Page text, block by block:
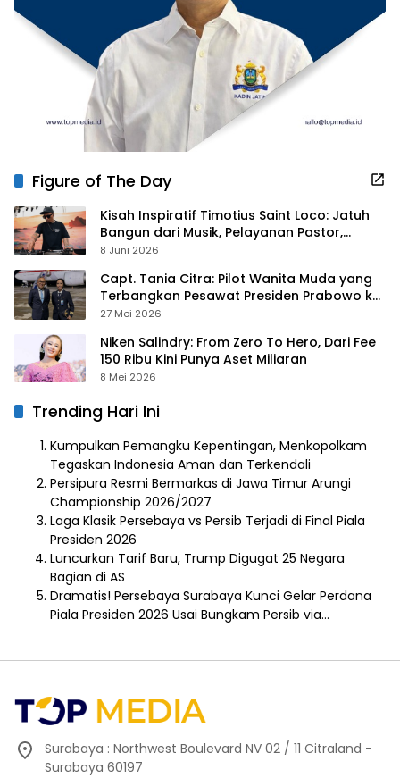
Figure of The Day
Kisah Inspiratif Timotius Saint Loco: Jatuh
Bangun dari Musik, Pelayanan Pastor,
hingga Gurita Bisnis Sambal Babon
8 Juni 2026
Capt. Tania Citra: Pilot Wanita Muda yang
Terbangkan Pesawat Presiden Prabowo ke
Prancis
27 Mei 2026
Niken Salindry: From Zero To Hero, Dari Fee
150 Ribu Kini Punya Aset Miliaran
8 Mei 2026
Trending Hari Ini
Kumpulkan Pemangku Kepentingan, Menkopolkam
Tegaskan Indonesia Aman dan Terkendali
Persipura Resmi Bermarkas di Jawa Timur Arungi
Championship 2026/2027
Laga Klasik Persebaya vs Persib Terjadi di Final Piala
Presiden 2026
Luncurkan Tarif Baru, Trump Digugat 25 Negara
Bagian di AS
Dramatis! Persebaya Surabaya Kunci Gelar Perdana
Piala Presiden 2026 Usai Bungkam Persib via…
Surabaya : Northwest Boulevard NV 02 / 11 Citraland -
Surabaya 60197